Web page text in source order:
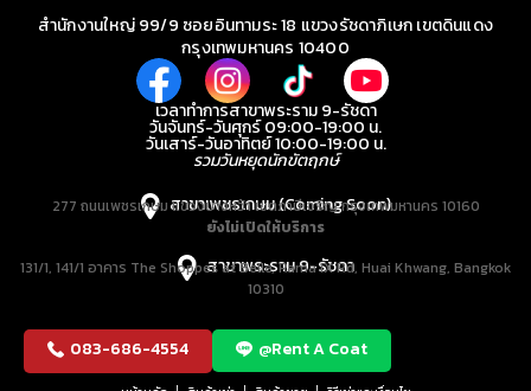
สำนักงานใหญ่ 99/9 ซอยอินทามระ 18 แขวงรัชดาภิเษก เขตดินแดง
กรุงเทพมหานคร 10400
เวลาทำการสาขาพระราม 9-รัชดา
วันจันทร์-วันศุกร์ 09:00-19:00 น.
วันเสาร์-วันอาทิตย์ 10:00-19:00 น.
รวมวันหยุดนักขัตฤกษ์
สาขาเพชรเกษม (Coming Soon)
277 ถนนเพชรเกษม แขวงบางหว้า เขตภาษีเจริญ กรุงเทพมหานคร 10160
ยังไม่เปิดให้บริการ
สาขาพระราม 9-รัชดา
131/1, 141/1 อาคาร The Shoppes at Belle, Rama IX Rd, Huai Khwang, Bangkok
10310
083-686-4554 @Rent A Coat